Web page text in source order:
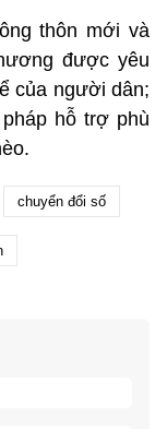
thôn mới và
được yêu
của người dân;
hỗ trợ phù
chuyển đổi số